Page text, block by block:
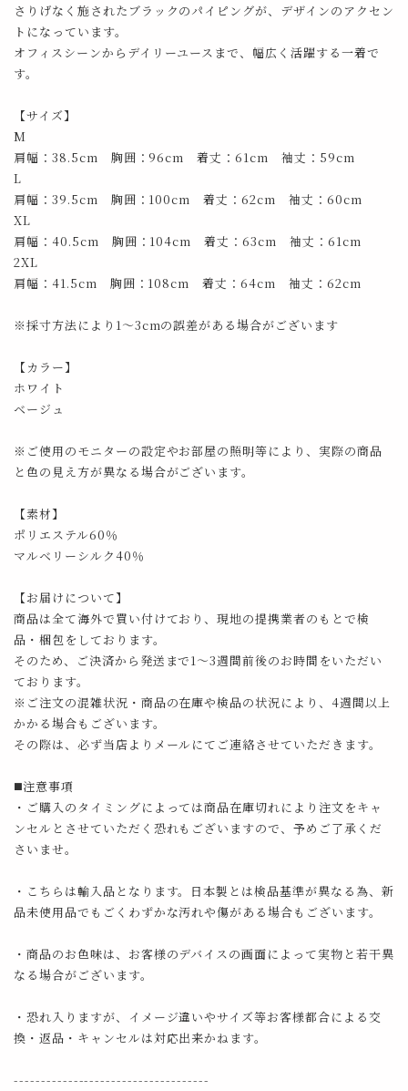
さりげなく施されたブラックのパイピングが、デザインのアクセン
トになっています。
オフィスシーンからデイリーユースまで、幅広く活躍する一着で
す。
【サイズ】
M
肩幅：38.5cm 胸囲：96cm 着丈：61cm 袖丈：59cm
L
肩幅：39.5cm 胸囲：100cm 着丈：62cm 袖丈：60cm
XL
肩幅：40.5cm 胸囲：104cm 着丈：63cm 袖丈：61cm
2XL
肩幅：41.5cm 胸囲：108cm 着丈：64cm 袖丈：62cm
※採寸方法により1～3cmの誤差がある場合がございます
【カラー】
ホワイト
ベージュ
※ご使用のモニターの設定やお部屋の照明等により、実際の商品
と色の見え方が異なる場合がございます。
【素材】
ポリエステル60％
マルベリーシルク40％
【お届けについて】
商品は全て海外で買い付けており、現地の提携業者のもとで検
品・梱包をしております。
そのため、ご決済から発送まで1～3週間前後のお時間をいただい
ております。
※ご注文の混雑状況・商品の在庫や検品の状況により、4週間以上
かかる場合もございます。
その際は、必ず当店よりメールにてご連絡させていただきます。
◼️注意事項
・ご購入のタイミングによっては商品在庫切れにより注文をキャ
ンセルとさせていただく恐れもございますので、予めご了承くだ
さいませ。
・こちらは輸入品となります。日本製とは検品基準が異なる為、新
品未使用品でもごくわずかな汚れや傷がある場合もございます。
・商品のお色味は、お客様のデバイスの画面によって実物と若干異
なる場合がございます。
・恐れ入りますが、イメージ違いやサイズ等お客様都合による交
換・返品・キャンセルは対応出来かねます。
------------------------------------